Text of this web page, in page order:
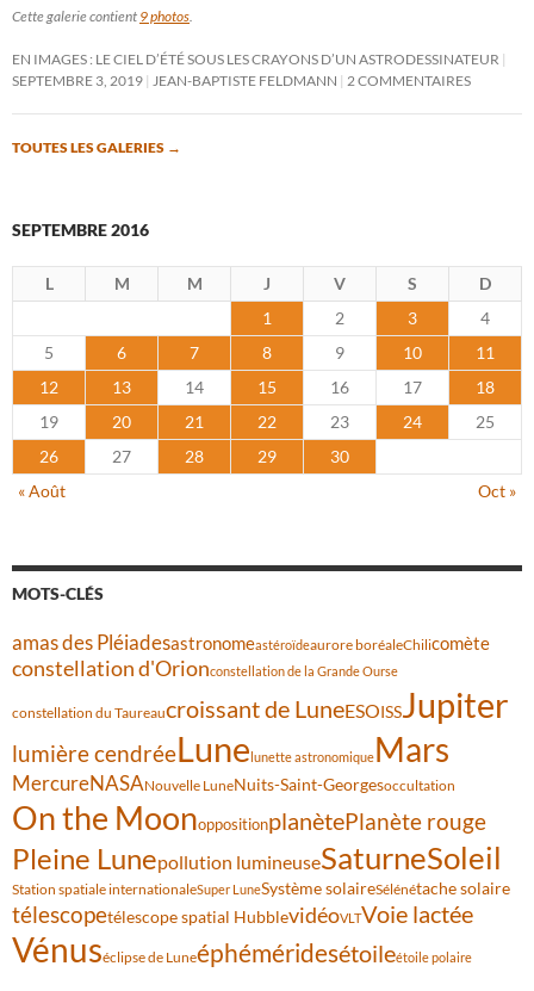
Cette galerie contient 9 photos
EN IMAGES : LE CIEL D’ÉTÉ SOUS LES CRAYONS D’UN ASTRODESSINATEUR
SEPTEMBRE 3, 2019
JEAN-BAPTISTE FELDMANN 2 COMMENTAIRES
TOUTES LES GALERIES →
SEPTEMBRE 2016
L M M J V S
D
1
2 3
4
5
6 7 8 9 10
11
12
13 14 15 16 17
18
19
20 21 22 23 24
25
26
27 28 29
30
« Août
Oct »
MOTS-CLÉS
amas des Pléiadesastronomeastéroïdeaurore boréaleChilicomète
constellation d'Orionconstellation de la Grande Ourse
constellation du Taureaucroissant de LuneESOISSJupiter
lumière cendréeLunelunette astronomiqueMars
MercureNASANouvelle LuneNuits-Saint-Georgesoccultation
On the MoonoppositionplanètePlanète rouge
Pleine Lunepollution lumineuseSaturneSoleil
Station spatiale internationaleSuper LuneSystème solaireSélénétache solaire
télescopetélescope spatial HubblevidéoVLTVoie lactée
Vénuséclipse de Luneéphéméridesétoileétoile polaire